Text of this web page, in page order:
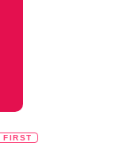
FIRST